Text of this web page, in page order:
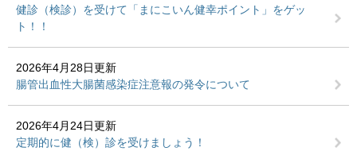
健診（検診）を受けて「まにこいん健幸ポイント」をゲッ
ト！！
2026年4月28日更新
腸管出血性大腸菌感染症注意報の発令について
2026年4月24日更新
定期的に健（検）診を受けましょう！